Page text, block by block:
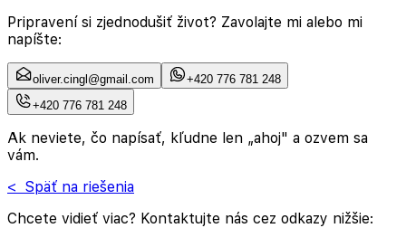
Pripravení si zjednodušiť život? Zavolajte mi alebo mi
napíšte:
oliver.cingl@gmail.com
+420 776 781 248
+420 776 781 248
Ak neviete, čo napísať, kľudne len „ahoj" a ozvem sa
vám.
< Späť na riešenia
Chcete vidieť viac? Kontaktujte nás cez odkazy nižšie: